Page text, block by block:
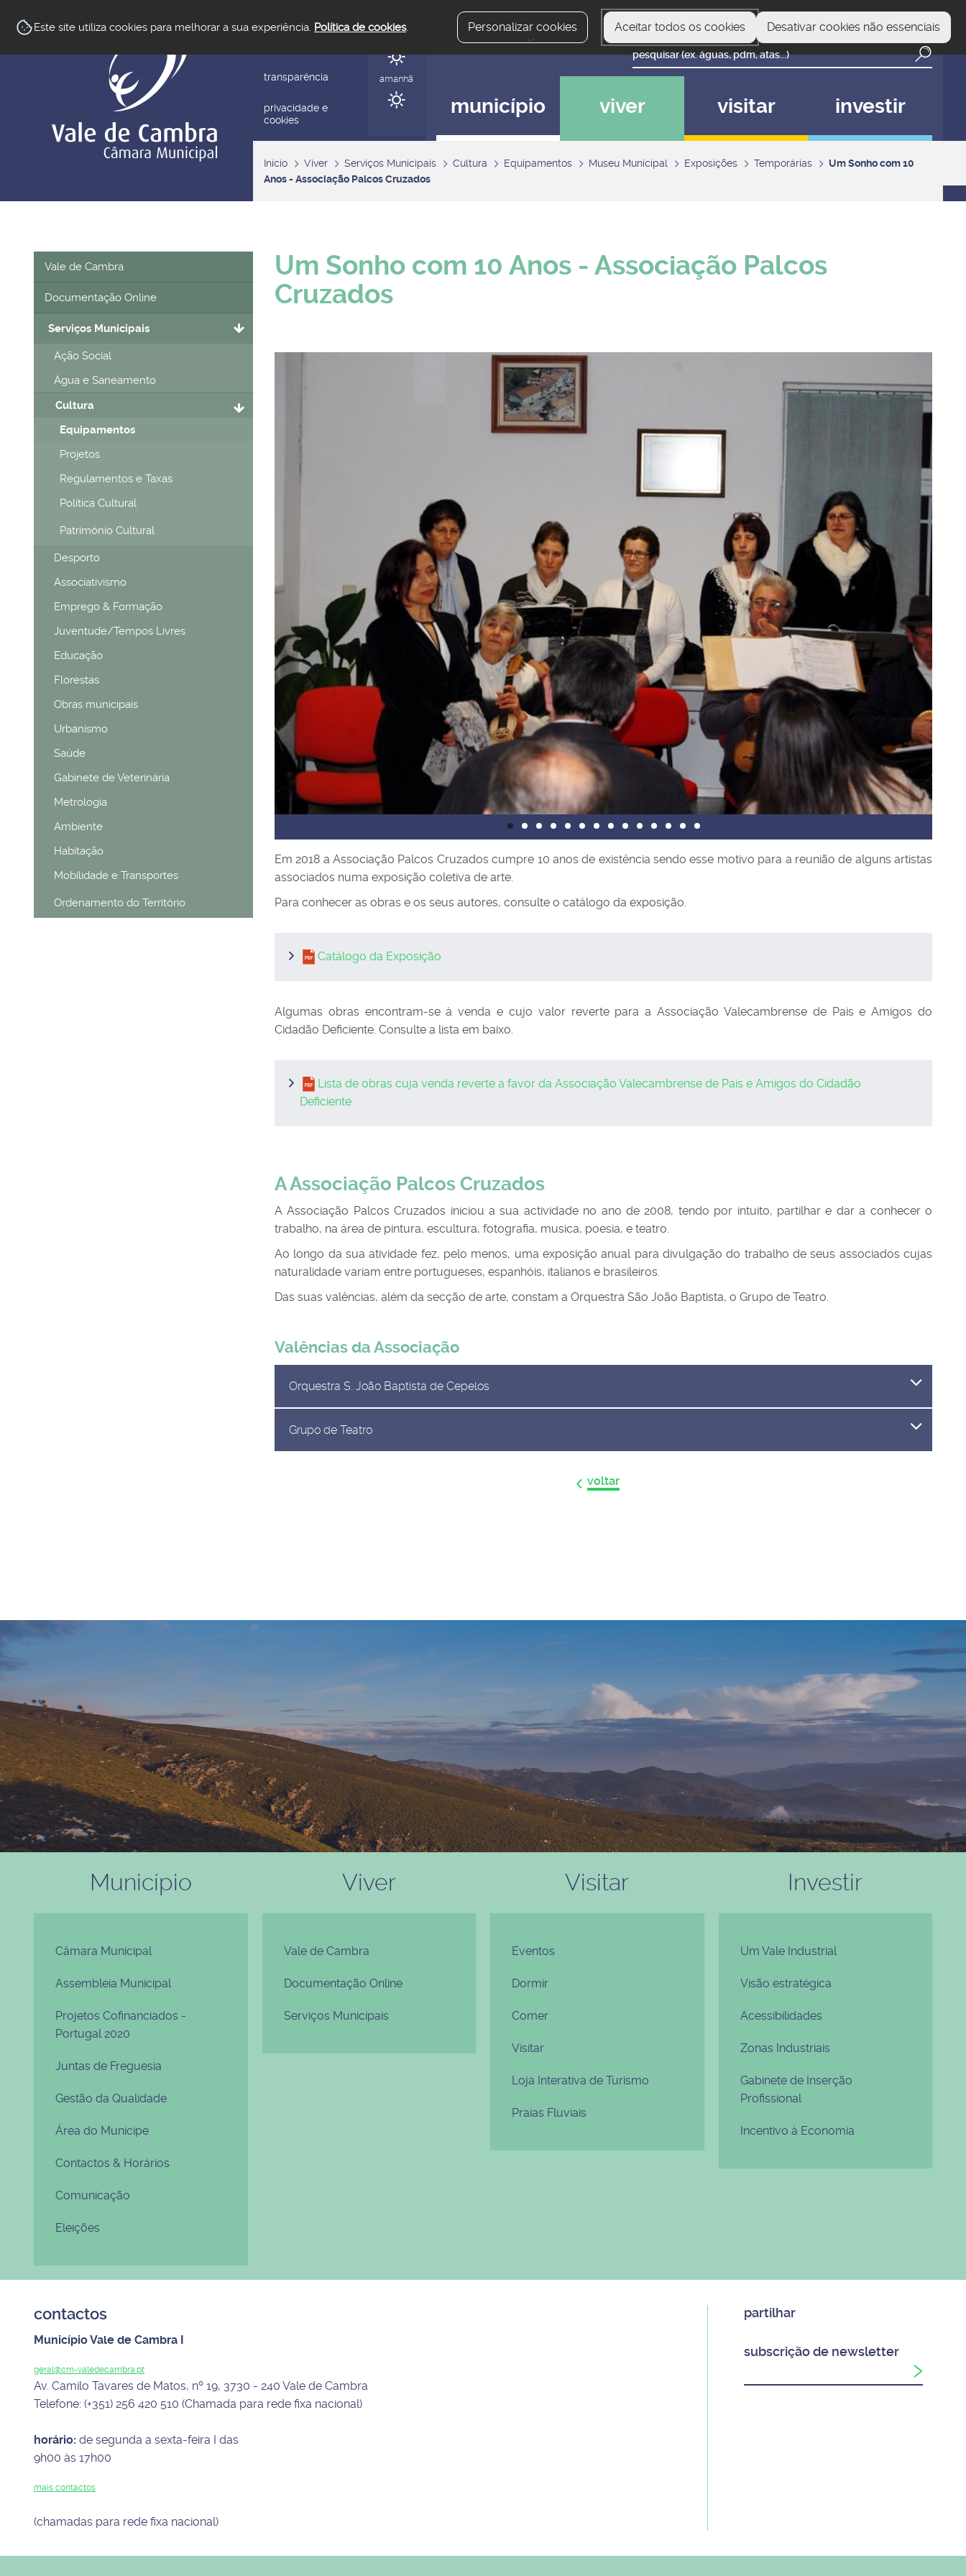
Este site utiliza cookies para melhorar a sua experiência. Política de cookies. Personalizar cookies Aceitar todos os cookies Desativar cookies não essenciais
transparência
privacidade e
cookies
hoje
amanhã
município viver visitar investir
Início Viver Serviços Municipais Cultura Equipamentos Museu Municipal Exposições Temporárias
Um Sonho com 10
Anos - Associação Palcos Cruzados
Vale de Cambra
Documentação Online
Serviços Municipais
Ação Social
Água e Saneamento
Cultura
Equipamentos
Projetos
Regulamentos e Taxas
Política Cultural
Património Cultural
Desporto
Associativismo
Emprego & Formação
Juventude/Tempos Livres
Educação
Florestas
Obras municipais
Urbanismo
Saúde
Gabinete de Veterinária
Metrologia
Ambiente
Habitação
Mobilidade e Transportes
Ordenamento do Território
Um Sonho com 10 Anos - Associação Palcos
Cruzados
Em 2018 a Associação Palcos Cruzados cumpre 10 anos de existência sendo esse motivo para a reunião de alguns artistas
associados numa exposição coletiva de arte.
Para conhecer as obras e os seus autores, consulte o catálogo da exposição.
Catálogo da Exposição
Algumas obras encontram-se à venda e cujo valor reverte para a Associação Valecambrense de Pais e Amigos do
Cidadão Deficiente. Consulte a lista em baixo.
Lista de obras cuja venda reverte a favor da Associação Valecambrense de Pais e Amigos do Cidadão
Deficiente
A Associação Palcos Cruzados
A Associação Palcos Cruzados iniciou a sua actividade no ano de 2008, tendo por intuito, partilhar e dar a conhecer o
trabalho, na área de pintura, escultura, fotografia, musica, poesia, e teatro.
Ao longo da sua atividade fez, pelo menos, uma exposição anual para divulgação do trabalho de seus associados cujas
naturalidade variam entre portugueses, espanhóis, italianos e brasileiros.
Das suas valências, além da secção de arte, constam a Orquestra São João Baptista, o Grupo de Teatro.
Valências da Associação
Orquestra S. João Baptista de Cepelos
Grupo de Teatro
voltar
Município
Câmara Municipal
Assembleia Municipal
Projetos Cofinanciados -
Portugal 2020
Juntas de Freguesia
Gestão da Qualidade
Área do Munícipe
Contactos & Horários
Comunicação
Eleições
Viver
Vale de Cambra
Documentação Online
Serviços Municipais
Visitar
Eventos
Dormir
Comer
Visitar
Loja Interativa de Turismo
Praias Fluviais
Investir
Um Vale Industrial
Visão estratégica
Acessibilidades
Zonas Industriais
Gabinete de Inserção
Profissional
Incentivo à Economia
contactos
Município Vale de Cambra I
geral@cm-valedecambra.pt
Av. Camilo Tavares de Matos, nº 19, 3730 - 240 Vale de Cambra
Telefone: (+351) 256 420 510 (Chamada para rede fixa nacional)
horário: de segunda a sexta-feira I das
9h00 às 17h00
mais contactos
(chamadas para rede fixa nacional)
partilhar
subscrição de newsletter